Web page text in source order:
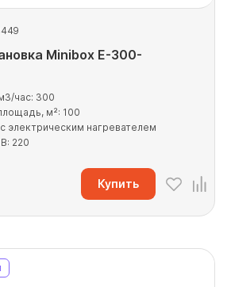
Minibox E-300-
час: 300
м²: 100
электрическим нагревателем
220
Купить